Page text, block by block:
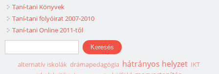
Taní-tani Könyvek
Taní-tani folyóirat 2007-2010
Taní-tani Online 2011-től
Keresés űrlap
Keresés
alternatív iskolák drámapedagógia hátrányos helyzet IKT